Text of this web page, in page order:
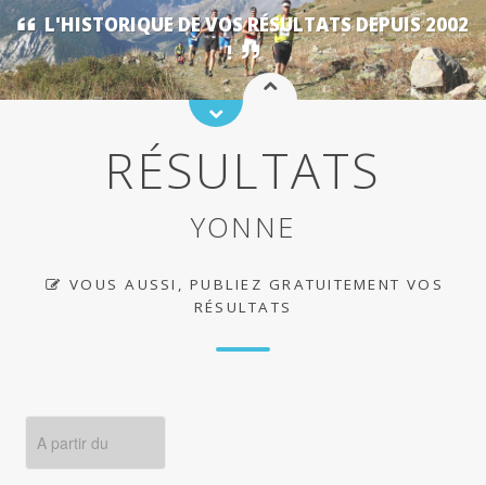
L'HISTORIQUE DE VOS RÉSULTATS DEPUIS 2002
!
RÉSULTATS
YONNE
VOUS AUSSI, PUBLIEZ GRATUITEMENT VOS
RÉSULTATS